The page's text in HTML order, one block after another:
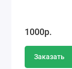
1000р.
Заказать